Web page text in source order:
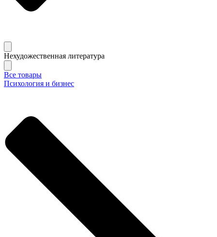
Нехудожественная литература
Все товары
Психология и бизнес